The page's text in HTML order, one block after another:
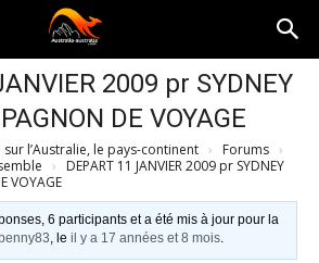
2009 pr SYDNEY
DE VOYAGE
l’Australie, le pays-continent › Forums ›
›
DEPART 11 JANVIER 2009 pr SYDNEY
VOYAGE
6 participants et a été mis à jour pour la
benny83, leil y a 17 années et 8 mois.